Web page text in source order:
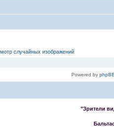
случайных изображений
Powered by
"Зрители